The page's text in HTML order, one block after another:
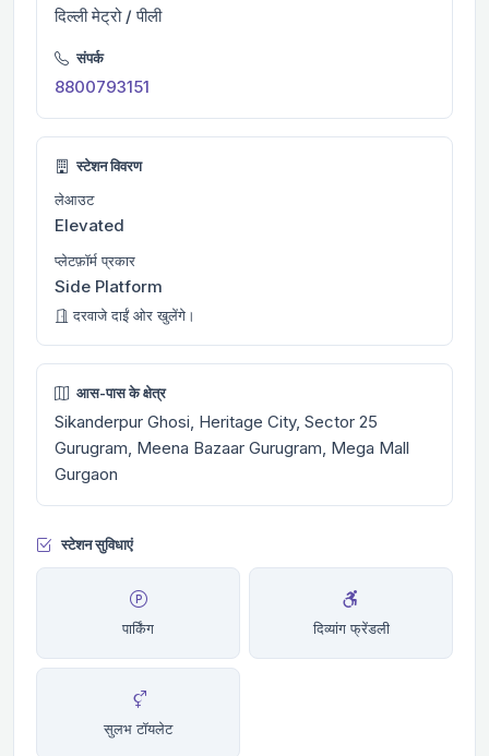
दिल्ली मेट्रो / पीली
संपर्क
8800793151
स्टेशन विवरण
लेआउट
Elevated
प्लेटफ़ॉर्म प्रकार
Side Platform
दरवाजे दाईं ओर खुलेंगे।
आस-पास के क्षेत्र
Sikanderpur Ghosi, Heritage City, Sector 25
Gurugram, Meena Bazaar Gurugram, Mega Mall
Gurgaon
स्टेशन सुविधाएं
पार्किंग दिव्यांग फ्रेंडली
सुलभ टॉयलेट